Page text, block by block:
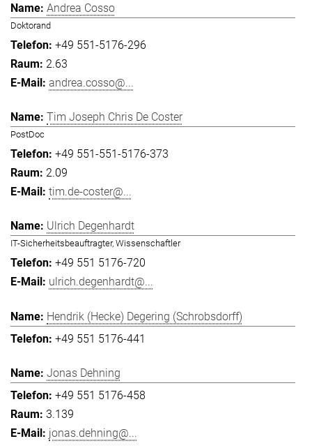
Andrea Cosso
Doktorand
+49 551-5176-296
2.63
andrea.cosso@...
Tim Joseph Chris De Coster
PostDoc
+49 551-551-5176-373
2.09
tim.de-coster@...
Ulrich Degenhardt
IT-Sicherheitsbeauftragter, Wissenschaftler
+49 551 5176-720
ulrich.degenhardt@...
Hendrik (Hecke) Degering (Schrobsdorff)
+49 551 5176-441
Jonas Dehning
+49 551 5176-458
3.139
jonas.dehning@...